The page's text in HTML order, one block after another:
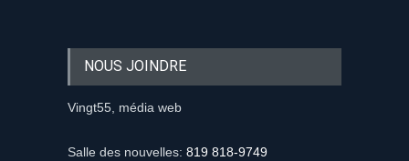
NOUS JOINDRE
Vingt55, média web
Salle des nouvelles: 819 818-9749